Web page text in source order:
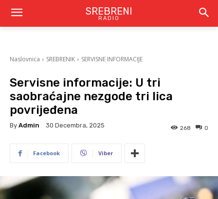
SREBRENI
RADIO
Naslovnica SREBRENIK SERVISNE INFORMACIJE
Servisne informacije: U tri
saobraćajne nezgode tri lica
povrijeđena
By Admin 30 Decembra, 2025 0
268
Facebook Viber